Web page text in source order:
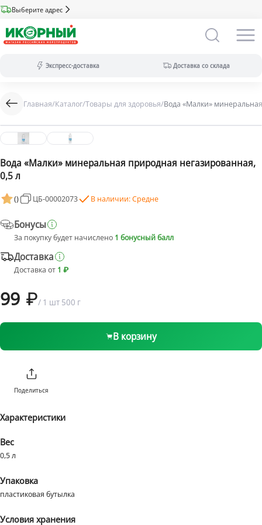
Выберите адрес
Экспресс-доставка Доставка со склада
Экспресс-доставка:за 2 часа из магазина (ассортимент
Оплата только на сайте.
Доставка со склада:
(максимальный ассортимент).
Доступны все виды оплат.
Главная/Каталог/Товары для здоровья/Вода «Малки»
Вода «Малки» минеральная природная негазированная,
0,5 л
() ЦБ-00002073 В наличии: Средне
Бонусы
За покупку будет начислено 1 бонусный балл
Доставка
от 1 ₽ до 1999 ₽
от 2000 ₽
Бесплатно
Доставка от 1 ₽
99 / 1 шт 500 г
В корзину
Поделиться
Характеристики
Вес
0,5 л
Упаковка
пластиковая бутылка
Условия хранения